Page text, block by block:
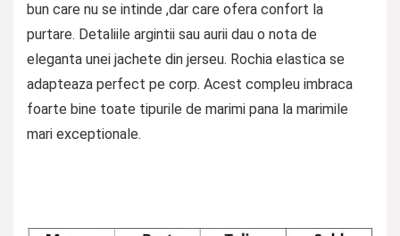
bun care nu se intinde ,dar care ofera confort la
purtare. Detaliile argintii sau aurii dau o nota de
eleganta unei jachete din jerseu. Rochia elastica se
adapteaza perfect pe corp. Acest compleu imbraca
foarte bine toate tipurile de marimi pana la marimile
mari exceptionale.